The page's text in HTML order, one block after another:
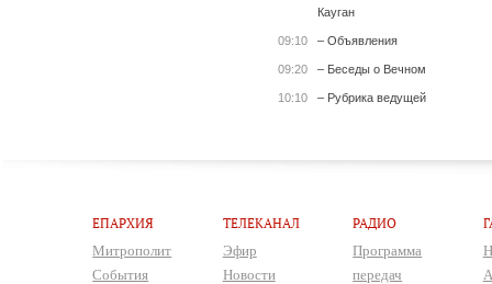
Кауган
09:10 – Объявления
09:20 – Беседы о Вечном
10:10 – Рубрика ведущей
ЕПАРХИЯ
Митрополит
События
ТЕЛЕКАНАЛ
Эфир
Новости
РАДИО
Программа
передач